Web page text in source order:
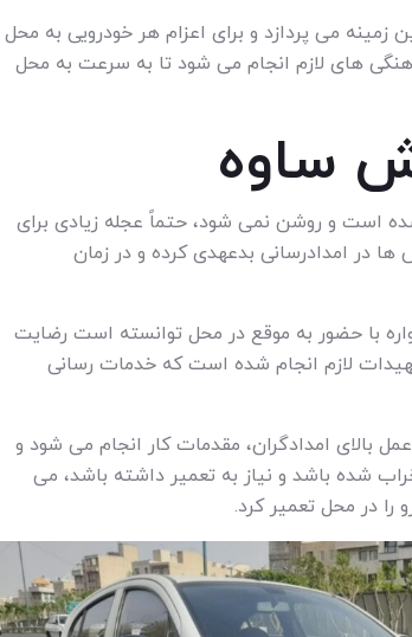
دهی در این زمینه می پردازد و برای اعزام هر خودرویی به محل
های لازم انجام می شود تا به سرعت به محل
ساوه
است و روشن نمی شود، حتماً عجله زیادی برای
ها در امدادرسانی بدعهدی کرده و در زمان
با حضور به موقع در محل توانسته است رضایت
لازم انجام شده است که خدمات رسانی
بالای امدادگران، مقدمات کار انجام می شود و
شده باشد و نیاز به تعمیر داشته باشد، می
را در محل تعمیر کرد.